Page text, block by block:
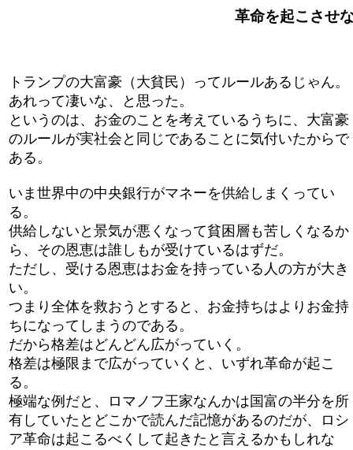
革命を起こさせ
トランプの大富豪（大貧民）ってルールあるじゃん。
あれって凄いな、と思った。
というのは、お金のことを考えているうちに、大富豪
のルールが実社会と同じであることに気付いたからで
ある。
いま世界中の中央銀行がマネーを供給しまくってい
る。
供給しないと景気が悪くなって貧困層も苦しくなるか
ら、その恩恵は誰しもが受けているはずだ。
ただし、受ける恩恵はお金を持っている人の方が大き
い。
つまり全体を救おうとすると、お金持ちはよりお金持
ちになってしまうのである。
だから格差はどんどん広がっていく。
格差は極限まで広がっていくと、いずれ革命が起こ
る。
極端な例だと、ロマノフ王家なんかは国富の半分を所
有していたとどこかで読んだ記憶があるのだが、ロシ
ア革命は起こるべくして起きたと言えるかもしれな